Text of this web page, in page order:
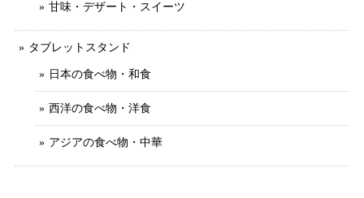
甘味・デザート・スイーツ
タブレットスタンド
日本の食べ物・和食
西洋の食べ物・洋食
アジアの食べ物・中華